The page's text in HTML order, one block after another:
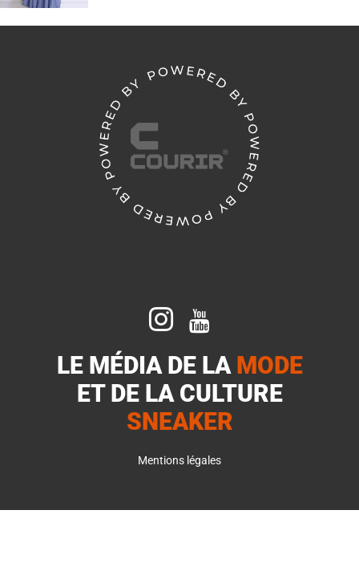
 
LE MÉDIA DE LA MODE
ET DE LA CULTURE
SNEAKER
Mentions légales